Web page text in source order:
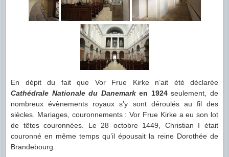
En dépit du fait que Vor Frue Kirke n’ait été déclarée
Cathédrale Nationale du Danemarken 1924seulement, de
nombreux évènements royaux s’y sont déroulés au fil des
siècles. Mariages, couronnements : Vor Frue Kirke a eu son lot
de têtes couronnées. Le 28 octobre 1449, Christian I était
couronné en même temps qu’il épousait la reine Dorothée de
Brandebourg.